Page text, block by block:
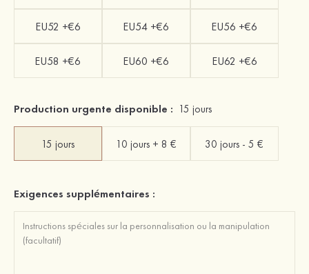
EU52 +€6 EU54 +€6 EU56 +€6
EU58 +€6 EU60 +€6 EU62 +€6
Production urgente disponible : 15 jours
15 jours 10 jours + 8 € 30 jours - 5 €
Exigences supplémentaires :